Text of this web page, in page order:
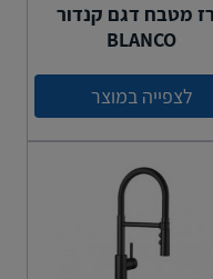
מטבח דגם קנדור
BLANCO
לצפייה במוצר